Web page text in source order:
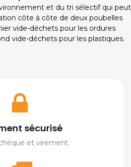
et du tri sélectif qui peut
côte à côte de deux poubelles
vide-déchets pour les ordures
vide-déchets pour les plastiques.
sécurisé
et virement.